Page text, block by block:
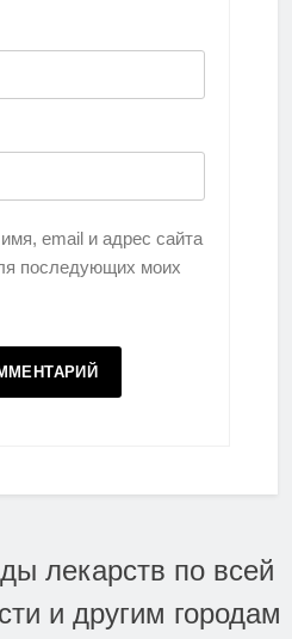
email и адрес сайта
последующих моих
лекарств по всей
и другим городам